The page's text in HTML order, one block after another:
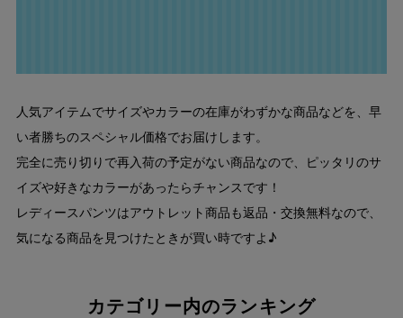
人気アイテムでサイズやカラーの在庫がわずかな商品などを、早
い者勝ちのスペシャル価格でお届けします。
完全に売り切りで再入荷の予定がない商品なので、ピッタリのサ
イズや好きなカラーがあったらチャンスです！
レディースパンツはアウトレット商品も返品・交換無料なので、
気になる商品を見つけたときが買い時ですよ♪
カテゴリー内のランキング
ホワイト系
ベージュ系
グレー系
ネイビー系
ブルー系
レッド系
ピンク系
グリーン系